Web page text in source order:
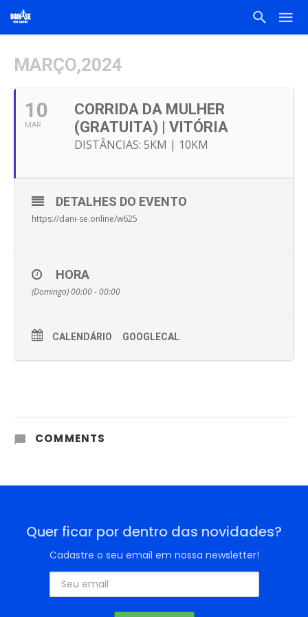
MARÇO,2024
10
MAR
CORRIDA DA MULHER
(GRATUITA) | VITÓRIA
DISTÂNCIAS: 5KM | 10KM
DETALHES DO EVENTO
https://dani-se.online/w625
HORA
(Domingo) 00:00 - 00:00
CALENDÁRIO GOOGLECAL
COMMENTS
Quer ficar por dentro das novidades?
Cadastre o seu email em nossa newsletter!